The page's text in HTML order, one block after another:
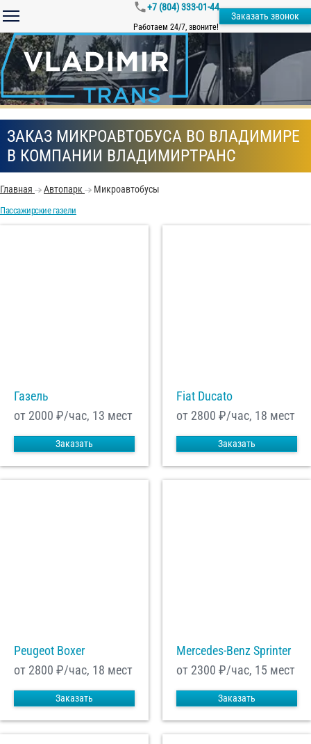
+7 (804) 333-01-44
Работаем 24/7, звоните!
Заказать звонок
ЗАКАЗ МИКРОАВТОБУСА ВО ВЛАДИМИРЕ
В КОМПАНИИ ВЛАДИМИРТРАНС
Главная Автопарк Микроавтобусы
Пассажирские газели
Газель
от 2000 ₽/час, 13 мест
Заказать
Fiat Ducato
от 2800 ₽/час, 18 мест
Заказать
Peugeot Boxer
от 2800 ₽/час, 18 мест
Заказать
Mercedes-Benz Sprinter
от 2300 ₽/час, 15 мест
Заказать